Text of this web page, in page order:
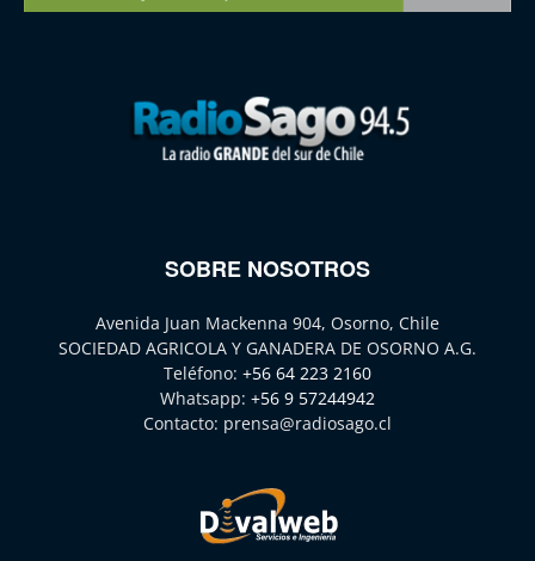
SOBRE NOSOTROS
Avenida Juan Mackenna 904, Osorno, Chile
SOCIEDAD AGRICOLA Y GANADERA DE OSORNO A.G.
Teléfono: +56 64 223 2160
Whatsapp: +56 9 57244942
Contacto: prensa@radiosago.cl